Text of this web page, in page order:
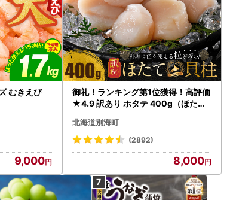
むきえび
9,000
御礼！ランキング第1位獲得！高評価
★4.9 訳あり ホタテ 400g（ほたて
北海道別海町
(2892)
8,000